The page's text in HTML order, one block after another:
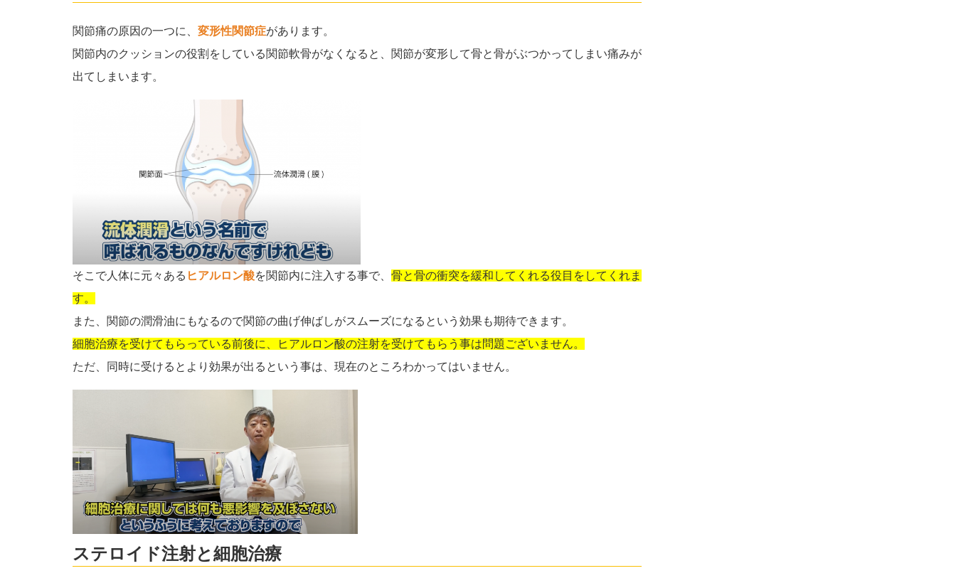
関節痛の原因の一つに、 変形性関節症があります。
関節内のクッションの役割をしている関節軟骨がなくなると、関節が変形して骨と骨がぶつかってしまい痛みが
出てしまいます。
そこで人体に元々ある ヒアルロン酸を関節内に注入する事で、 骨と骨の衝突を緩和してくれる役目をしてくれま
す。
また、関節の潤滑油にもなるので関節の曲げ伸ばしがスムーズになるという効果も期待できます。
細胞治療を受けてもらっている前後に、ヒアルロン酸の注射を受けてもらう事は問題ございません。
ただ、同時に受けるとより効果が出るという事は、現在のところわかってはいません。
ステロイド注射と細胞治療